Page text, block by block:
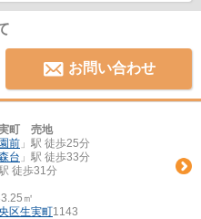
お問い合わせ
実町 売地
前 」駅 徒歩25分
台 」駅 徒歩33分
徒歩31分
㎡
区生実町1143